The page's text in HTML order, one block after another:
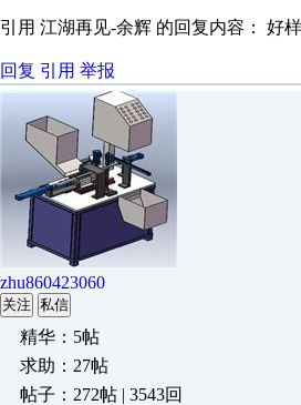
引用 江湖再见-余辉 的回复内容： 好
回复 引用 举报
zhu860423060
关注 私信
精华：5帖
求助：27帖
帖子：272帖 | 3543回